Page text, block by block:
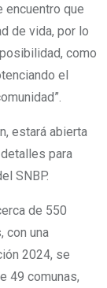
encuentro que
de vida, por lo
como
el
estará abierta
para
SNBP.
de 550
con una
2024, se
49 comunas,